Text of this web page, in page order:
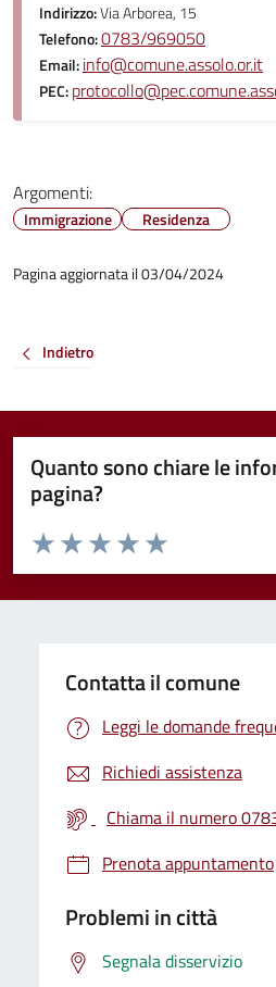
Indirizzo:Via Arborea, 15
Telefono:0783/969050
Email:info@comune.assolo.or.it
PEC:
Argomenti:
Immigrazione Residenza
Pagina aggiornata il 03/04/2024
Indietro
Quanto sono chiare le
pagina?
Valuta da 1 a 5 stelle la pagina
Valuta 5 stelle su
Valuta 4 stelle su 5
Valuta 3 stelle su 5
Valuta 2 stelle su 5
Valuta 1 stelle su 5
Contatta il comune
Leggi le domande
Richiedi assistenza
Chiama il numero
Prenota appuntamento
Problemi in città
Segnala disservizio